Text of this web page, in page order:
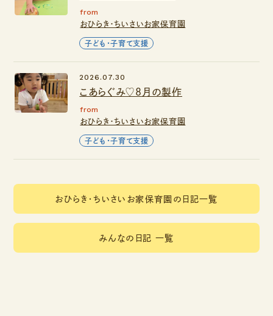
from
おひらき・ちいさいお家保育園
子ども・子育て支援
こあらぐみ♡８月の製作
2026.07.30
from
おひらき・ちいさいお家保育園
子ども・子育て支援
おひらき・ちいさいお家保育園の日記一覧
みんなの日記 一覧